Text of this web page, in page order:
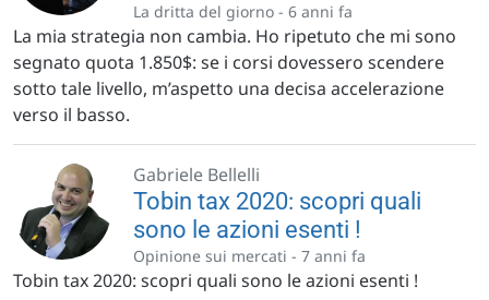
La dritta del giorno - 6 anni fa
La mia strategia non cambia. Ho ripetuto che mi sono
segnato quota 1.850$: se i corsi dovessero scendere
sotto tale livello, m’aspetto una decisa accelerazione
verso il basso.
Gabriele Bellelli
Tobin tax 2020: scopri quali
sono le azioni esenti !
Opinione sui mercati - 7 anni fa
Tobin tax 2020: scopri quali sono le azioni esenti !